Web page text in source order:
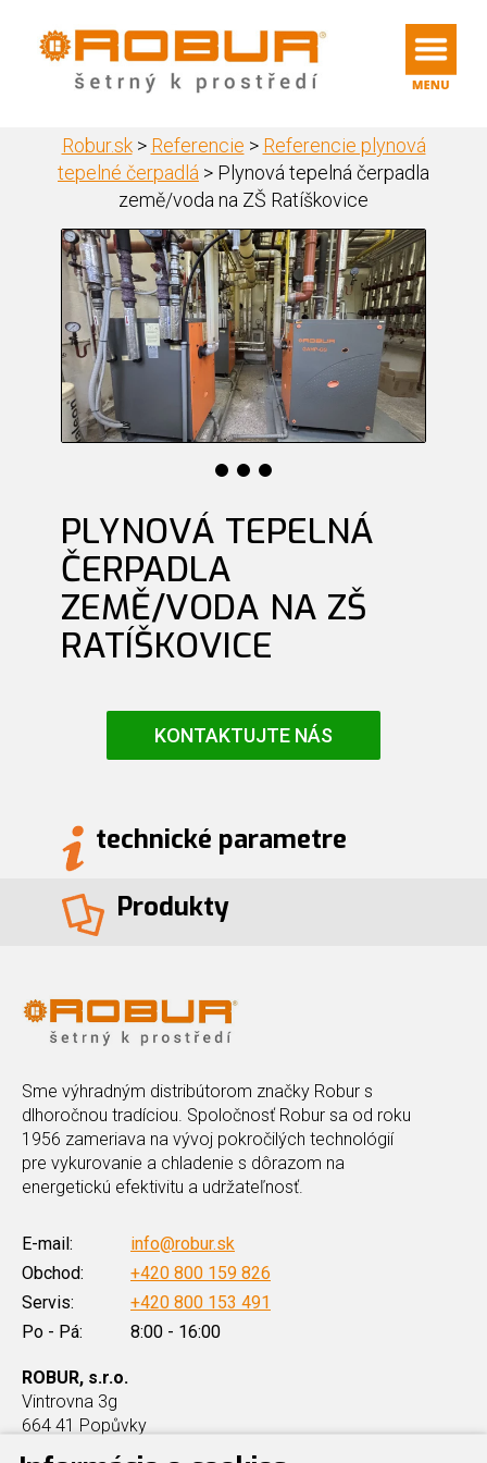
Robur.sk > Referencie > Referencie plynová
tepelné čerpadlá > Plynová tepelná čerpadla
země/voda na ZŠ Ratíškovice
PLYNOVÁ TEPELNÁ
ČERPADLA
ZEMĚ/VODA NA ZŠ
RATÍŠKOVICE
KONTAKTUJTE NÁS
technické parametre
Produkty
Sme výhradným distribútorom značky Robur s
dlhoročnou tradíciou. Spoločnosť Robur sa od roku
1956 zameriava na vývoj pokročilých technológií
pre vykurovanie a chladenie s dôrazom na
energetickú efektivitu a udržateľnosť.
E-mail:
info@robur.sk
Obchod:
+420 800 159 826
Servis:
+420 800 153 491
Po - Pá:
8:00 - 16:00
ROBUR, s.r.o.
Vintrovna 3g
664 41 Popůvky